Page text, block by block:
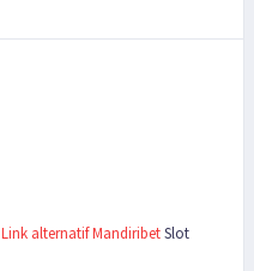
Link alternatif MandiribetSlot